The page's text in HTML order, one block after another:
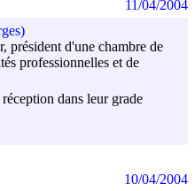
président d'une chambre de
professionnelles et de
dans leur grade
11/04/2004
10/04/2004